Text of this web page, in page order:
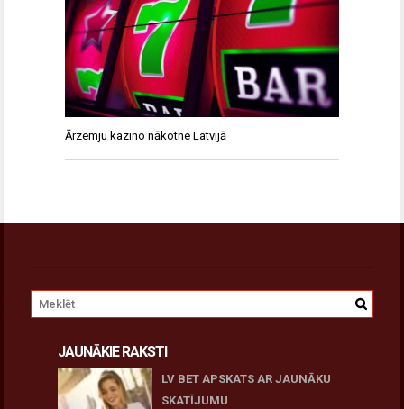
Ārzemju kazino nākotne Latvijā
JAUNĀKIE RAKSTI
LV BET APSKATS AR JAUNĀKU
SKATĪJUMU